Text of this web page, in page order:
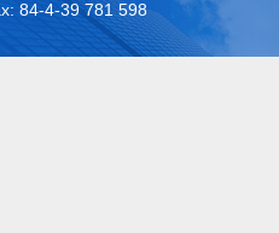
84-4-39 781 598